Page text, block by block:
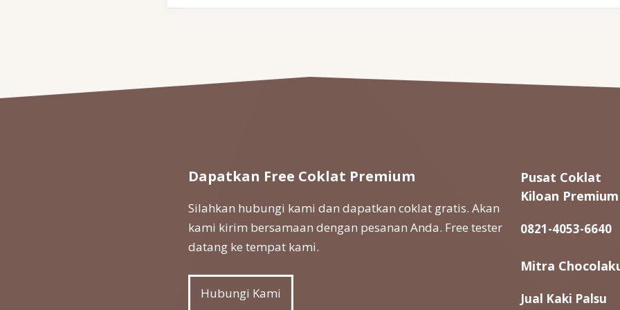
Dapatkan Free Coklat Premium
Silahkan hubungi kami dan dapatkan coklat gratis. Akan
kami kirim bersamaan dengan pesanan Anda. Free tester
datang ke tempat kami.
Hubungi Kami
Pusat Coklat
Kiloan Premium
0821-4053-6640
Mitra
Jual Kaki Palsu